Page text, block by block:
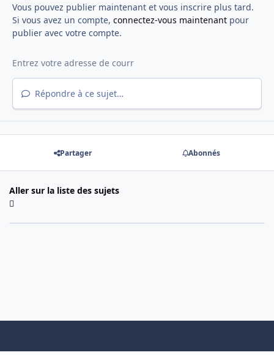
Vous pouvez publier maintenant et vous inscrire plus tard.
Si vous avez un compte, connectez-vous maintenantpour
publier avec votre compte.
Répondre à ce sujet…
Partager Abonnés
Aller sur la liste des sujets